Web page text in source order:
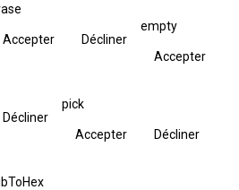
Accepter Décliner
empty
Accepter
Décliner
pick
Accepter Décliner